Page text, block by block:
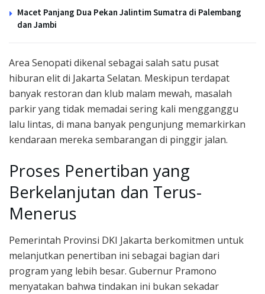
Macet Panjang Dua Pekan Jalintim Sumatra di Palembang
dan Jambi
Area Senopati dikenal sebagai salah satu pusat
hiburan elit di Jakarta Selatan. Meskipun terdapat
banyak restoran dan klub malam mewah, masalah
parkir yang tidak memadai sering kali mengganggu
lalu lintas, di mana banyak pengunjung memarkirkan
kendaraan mereka sembarangan di pinggir jalan.
Proses Penertiban yang
Berkelanjutan dan Terus-
Menerus
Pemerintah Provinsi DKI Jakarta berkomitmen untuk
melanjutkan penertiban ini sebagai bagian dari
program yang lebih besar. Gubernur Pramono
menyatakan bahwa tindakan ini bukan sekadar